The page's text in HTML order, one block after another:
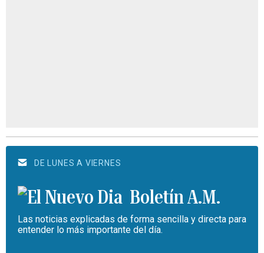
DE LUNES A VIERNES
Boletín A.M.
Las noticias explicadas de forma sencilla y directa para
entender lo más importante del día.